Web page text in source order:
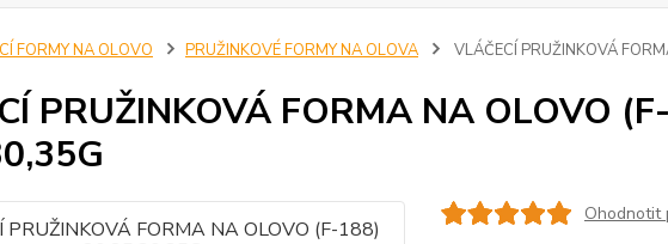
FORMY NA OLOVO PRUŽINKOVÉ FORMY NA OLOVA VLÁČECÍ PRUŽINKOVÁ
PRUŽINKOVÁ FORMA NA OLOVO
Ohodnotit